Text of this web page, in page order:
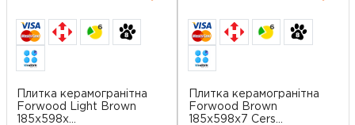
6
Плитка керамогранітна
Forwood Light Brown
185x598x...
6
Плитка керамогранітна
Forwood Brown
185x598x7 Cers...